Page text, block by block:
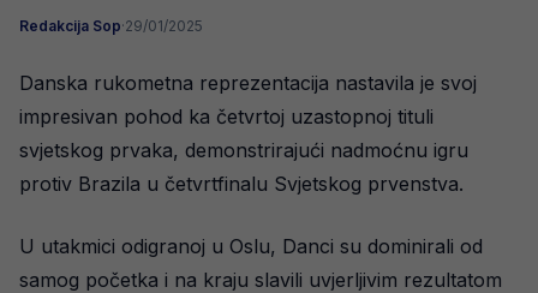
Redakcija Sop·29/01/2025
Danska rukometna reprezentacija nastavila je svoj
impresivan pohod ka četvrtoj uzastopnoj tituli
svjetskog prvaka, demonstrirajući nadmoćnu igru
protiv Brazila u četvrtfinalu Svjetskog prvenstva.
U utakmici odigranoj u Oslu, Danci su dominirali od
samog početka i na kraju slavili uvjerljivim rezultatom